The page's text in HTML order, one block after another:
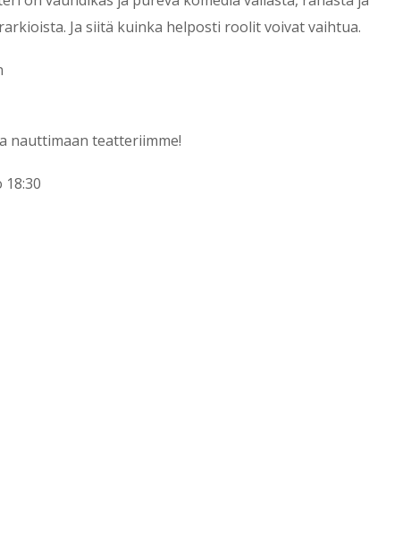
Ja siitä kuinka helposti roolit voivat vaihtua.
nauttimaan teatteriimme!